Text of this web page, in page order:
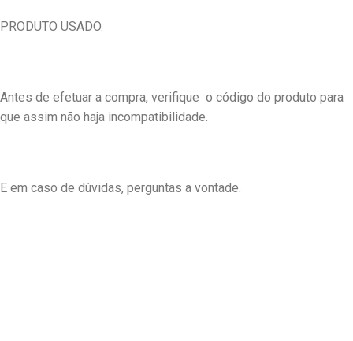
PRODUTO USADO.
Antes de efetuar a compra, verifique o código do produto para
que assim não haja incompatibilidade.
E em caso de dúvidas, perguntas a vontade.